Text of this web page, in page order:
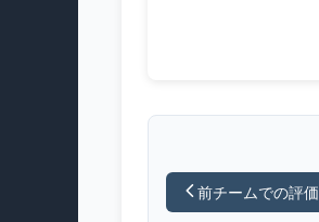
前チームでの評価